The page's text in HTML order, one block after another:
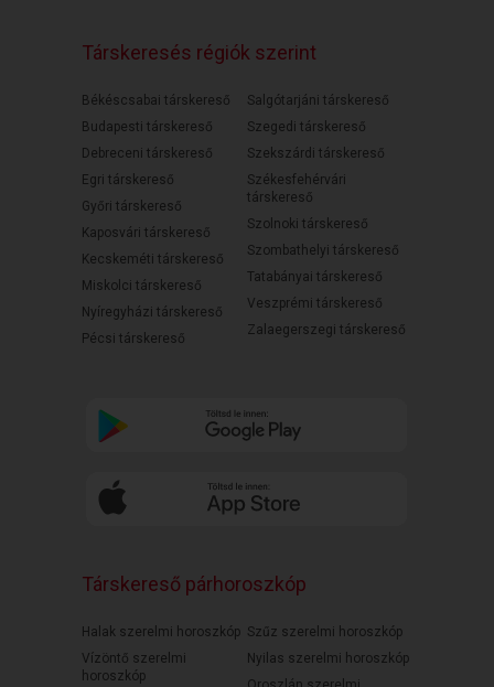
Társkeresés régiók szerint
Békéscsabai társkereső
Budapesti társkereső
Debreceni társkereső
Egri társkereső
Győri társkereső
Kaposvári társkereső
Kecskeméti társkereső
Miskolci társkereső
Nyíregyházi társkereső
Pécsi társkereső
Salgótarjáni társkereső
Szegedi társkereső
Szekszárdi társkereső
Székesfehérvári
társkereső
Szolnoki társkereső
Szombathelyi társkereső
Tatabányai társkereső
Veszprémi társkereső
Zalaegerszegi társkereső
Társkereső párhoroszkóp
Halak szerelmi horoszkóp
Vízöntő szerelmi
horoszkóp
Szűz szerelmi horoszkóp
Nyilas szerelmi horoszkóp